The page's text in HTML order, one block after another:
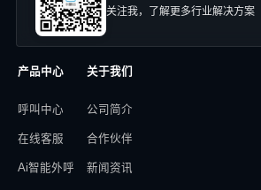
关注我，了解更多行业解决方案
产品中心
呼叫中心
在线客服
Ai智能外呼
关于我们
公司简介
合作伙伴
新闻资讯